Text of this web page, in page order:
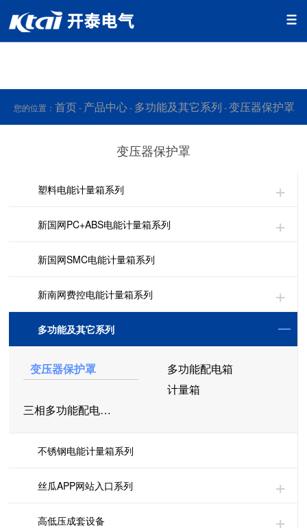
丝瓜视频在线播放,丝瓜IOS视频下载,丝瓜APP网站入口,黄色片
丝瓜视频
您的位置：首页- 产品中心- 多功能及其它系列 -变压器保护罩
变压器保护罩
塑料电能计量箱系列
新国网PC+ABS电能计量箱系列
新国网SMC电能计量箱系列
新南网费控电能计量箱系列
多功能及其它系列
变压器保护罩
多功能配电箱
计量箱
三相多功能配电箱（组合）
不锈钢电能计量箱系列
丝瓜APP网站入口系列
高低压成套设备